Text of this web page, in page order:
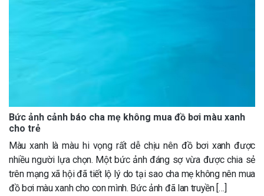
Bức ảnh cảnh báo cha mẹ không mua đồ bơi màu xanh
cho trẻ
Màu xanh là màu hi vọng rất dễ chịu nên đồ bơi xanh được
nhiều người lựa chọn. Một bức ảnh đáng sợ vừa được chia sẻ
trên mạng xã hội đã tiết lộ lý do tại sao cha mẹ không nên mua
đồ bơi màu xanh cho con mình. Bức ảnh đã lan truyền […]